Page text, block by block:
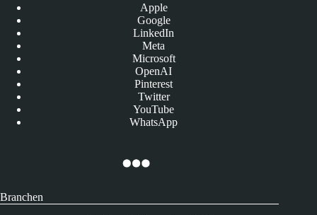
Apple
Google
LinkedIn
Meta
Microsoft
OpenAI
Pinterest
Twitter
YouTube
WhatsApp
Branchen